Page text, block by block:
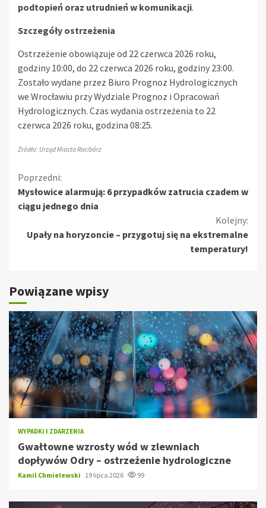
podtopień oraz utrudnień w komunikacji.
Szczegóły ostrzeżenia
Ostrzeżenie obowiązuje od 22 czerwca 2026 roku,
godziny 10:00, do 22 czerwca 2026 roku, godziny 23:00.
Zostało wydane przez Biuro Prognoz Hydrologicznych
we Wrocławiu przy Wydziale Prognoz i Opracowań
Hydrologicznych. Czas wydania ostrzeżenia to 22
czerwca 2026 roku, godzina 08:25.
Źródło: Urząd Miasta Racibórz
Kontynuuj
czytanie
Poprzedni:
Mysłowice alarmują: 6 przypadków zatrucia czadem w
ciągu jednego dnia
Kolejny:
Upały na horyzoncie – przygotuj się na ekstremalne
temperatury!
Powiązane wpisy
WYPADKI I ZDARZENIA
Gwałtowne wzrosty wód w zlewniach
dopływów Odry – ostrzeżenie hydrologiczne
Kamil Chmielewski 19 lipca 2026 99